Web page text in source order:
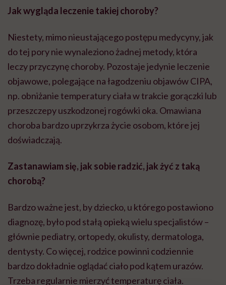
Jak wygląda leczenie takiej choroby?
Niestety, mimo nieustającego postępu medycyny, jak
do tej pory nie wynaleziono żadnej metody, która
leczy przyczynę choroby. Pozostaje jedynie leczenie
objawowe, polegające na łagodzeniu objawów CIPA,
np. obniżanie temperatury ciała w trakcie gorączki lub
przeszczepy uszkodzonej rogówki oka. Omawiana
choroba bardzo uprzykrza życie osobom, które jej
doświadczają.
Zastanawiam się, jak sobie radzić, jak żyć z taką
chorobą?
Bardzo ważne jest, by dziecko, u którego postawiono
diagnozę, było pod stałą opieką wielu specjalistów –
głównie pediatry, ortopedy, okulisty, dermatologa,
dentysty. Co więcej, rodzice powinni codziennie
bardzo dokładnie oglądać ciało pod kątem urazów.
Trzeba regularnie mierzyć temperaturę ciała.